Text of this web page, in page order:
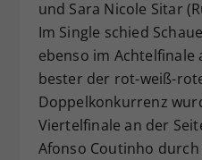
und Sara Nicole Sitar
Im Single schied
ebenso im Achtelfinale
bester der rot-weiß-
Doppelkonkurrenz
Viertelfinale an der
Afonso Coutinho